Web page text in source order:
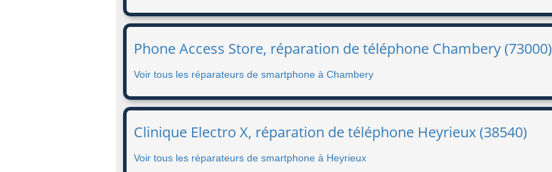
Phone Access Store, réparation de téléphone Chambery (73000)
Voir tous les réparateurs de smartphone à Chambery
Clinique Electro X, réparation de téléphone Heyrieux (38540)
Voir tous les réparateurs de smartphone à Heyrieux